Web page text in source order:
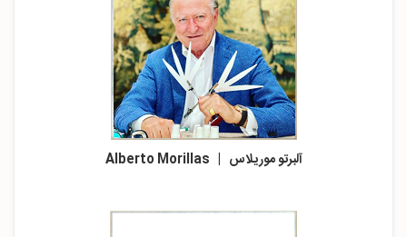
آلبرتو موریلاس | Alberto Morillas